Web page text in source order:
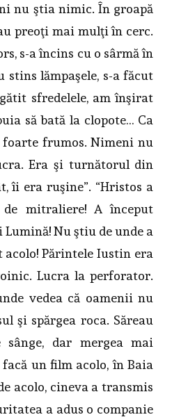
nu ştia nimic. În groapă
preoţi mai mulţi în cerc.
s-a încins cu o sârmă în
stins lămpaşele, s-a făcut
sfredelele, am înşirat
să bată la clopote… Ca
frumos. Nimeni nu
Era şi turnătorul din
îi era ruşine”. “Hristos a
mitraliere! A început
Lumină! Nu ştiu de unde a
acolo! Părintele Iustin era
Lucra la perforator.
vedea că oamenii nu
şi spărgea roca. Săreau
dar mergea mai
un film acolo, în Baia
acolo, cineva a transmis
a adus o companie